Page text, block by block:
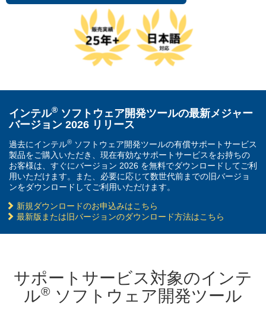
インテル® ソフトウェア開発ツールの最新メジャー
バージョン 2026 リリース
過去にインテル® ソフトウェア開発ツールの有償サポートサービス
製品をご購入いただき、現在有効なサポートサービスをお持ちの
お客様は、すぐにバージョン 2026 を無料でダウンロードしてご利
用いただけます。また、必要に応じて数世代前までの旧バージョ
ンをダウンロードしてご利用いただけます。
新規ダウンロードのお申込みはこちら
最新版または旧バージョンのダウンロード方法はこちら
サポートサービス対象のインテ
ル® ソフトウェア開発ツール